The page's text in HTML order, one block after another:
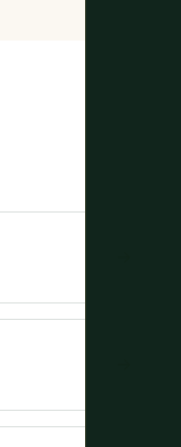
有不同的殖民历
不同的外部关系。
尼加共和国靠近海
、食物和文化的机
且对您重要，每月
的重大变化很可能
线。在旅行前不要
免以吸引注意的
因为会发生，而是
它。海地值得一
慎去。